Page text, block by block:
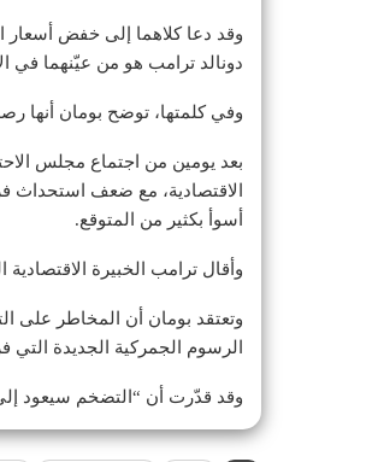
وقد دعا كلاهما إلى خفض أسعار
دونالد ترامب هو من عيّنهما في
وفي كلمتها، توضح بومان أنها
بعد يومين من اجتماع مجلس
الاقتصادية، مع ضعف استحداث
أسوأ بكثير من المتوقع.
وأقال ترامب الخبيرة
وتعتقد بومان أن المخاطر على
الرسوم الجمركية الجديدة التي
وقد قدّرت أن “التضخم سيعود إلى 2% عندما تتبدد هذه